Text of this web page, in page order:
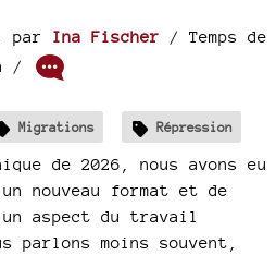
par Ina Fischer / Temps de
/
Migrations Répression
de 2026, nous avons eu
nouveau format et de
aspect du travail
parlons moins souvent,